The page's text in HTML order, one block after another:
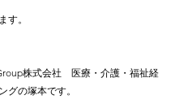
す。
株式会社　医療・介護・福祉経
グの塚本です。